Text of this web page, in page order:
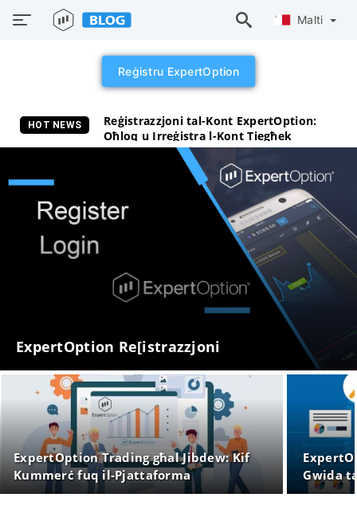
Malti
Reġistru ExpertOption
HOT NEWS
Reġistrazzjoni tal-Kont ExpertOption:
Oħloq u Irreġistra l-Kont Tiegħek
ExpertOption Re[istrazzjoni
ExpertOption Trading għal Jibdew: Kif
Kummerċ fuq il-Pjattaforma
Gwida